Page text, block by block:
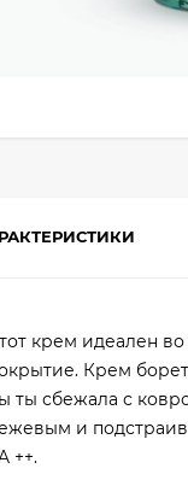
крем идеален
Крем
ты сбежала с
и
++.